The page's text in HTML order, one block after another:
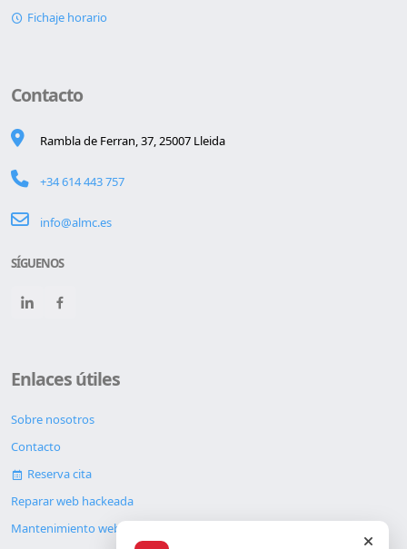
Fichaje horario
Contacto
Rambla de Ferran, 37, 25007 Lleida
+34 614 443 757
info@almc.es
SÍGUENOS
Enlaces útiles
Sobre nosotros
Contacto
Reserva cita
Reparar web hackeada
Mantenimiento web